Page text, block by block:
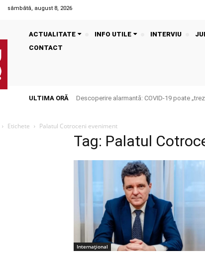
sâmbătă, august 8, 2026
ACTUALITATE INFO UTILE INTERVIU
CONTACT
ULTIMA ORĂ Descoperire alarmantă: COVID-19 poate
Etichete Palatul Cotroceni eveniment
Tag: Palatul
Internațional